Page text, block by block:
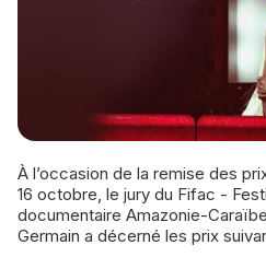
À l’occasion de la remise des prix qui s’est tenue ce samedi
16 octobre, le jury du Fifac -
documentaire Amazonie-
Germain a décerné les prix